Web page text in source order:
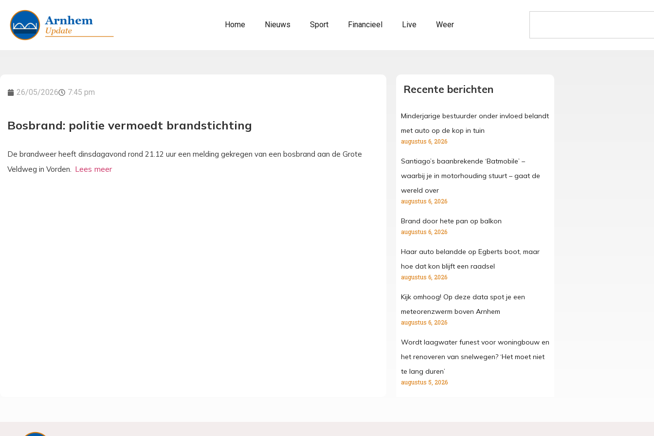
Home Nieuws Sport Financieel Live Weer
26/05/2026 7:45 pm
Bosbrand: politie vermoedt brandstichting
De brandweer heeft dinsdagavond rond 21.12 uur een melding gekregen van een bosbrand aan de Grote
Veldweg in Vorden.
Recente berichten
Minderjarige bestuurder onder invloed belandt
met auto op de kop in tuin
augustus 6, 2026
Santiago’s baanbrekende ‘Batmobile’ –
waarbij je in motorhouding stuurt – gaat de
wereld over
augustus 6, 2026
Brand door hete pan op balkon
augustus 6, 2026
Haar auto belandde op Egberts boot, maar
hoe dat kon blijft een raadsel
augustus 6, 2026
Kijk omhoog! Op deze data spot je een
meteorenzwerm boven Arnhem
augustus 6, 2026
Wordt laagwater funest voor woningbouw en
het renoveren van snelwegen? ‘Het moet niet
te lang duren’
augustus 5, 2026